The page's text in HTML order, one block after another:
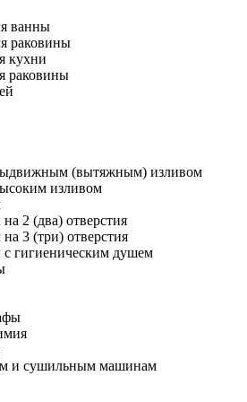
ванны
раковины
кухни
раковины
(вытяжным) изливом
изливом
2 (два) отверстия
3 (три) отверстия
гигиеническим душем
и сушильным машинам